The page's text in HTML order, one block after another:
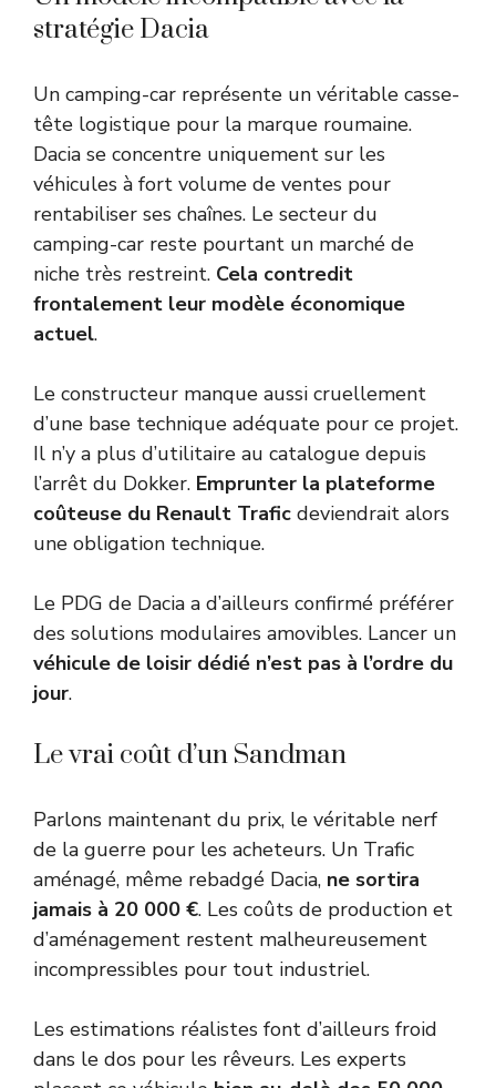
stratégie Dacia
Un camping-car représente un véritable casse-
tête logistique pour la marque roumaine.
Dacia se concentre uniquement sur les
véhicules à fort volume de ventes pour
rentabiliser ses chaînes. Le secteur du
camping-car reste pourtant un marché de
niche très restreint. Cela contredit
frontalement leur modèle économique
actuel.
Le constructeur manque aussi cruellement
d’une base technique adéquate pour ce projet.
Il n’y a plus d’utilitaire au catalogue depuis
l’arrêt du Dokker. Emprunter la plateforme
coûteuse du Renault Trafic deviendrait alors
une obligation technique.
Le PDG de Dacia a d’ailleurs confirmé préférer
des solutions modulaires amovibles. Lancer un
véhicule de loisir dédié n’est pas à l’ordre du
jour.
Le vrai coût d’un Sandman
Parlons maintenant du prix, le véritable nerf
de la guerre pour les acheteurs. Un Trafic
aménagé, même rebadgé Dacia, ne sortira
jamais à 20 000 €. Les coûts de production et
d’aménagement restent malheureusement
incompressibles pour tout industriel.
Les estimations réalistes font d’ailleurs froid
dans le dos pour les rêveurs. Les experts